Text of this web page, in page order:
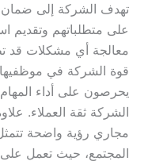
تهدف الشركة إلى ضمان
على متطلباتهم
معالجة أي مشكلات قد
قوة الشركة في موظفيها
يحرصون على أداء
الشركة ثقة العملاء.
مجاري رؤية واضحة
المجتمع، حيث تعمل على